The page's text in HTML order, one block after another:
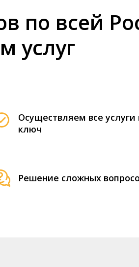
по всей
услуг
Осуществляем все услуги
ключ
Решение сложных